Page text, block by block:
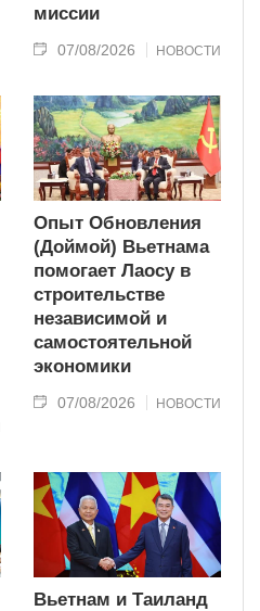
миссии
07/08/2026 НОВОСТИ
Опыт Обновления
(Доймой) Вьетнама
помогает Лаосу в
строительстве
независимой и
самостоятельной
экономики
07/08/2026 НОВОСТИ
Вьетнам и Таиланд